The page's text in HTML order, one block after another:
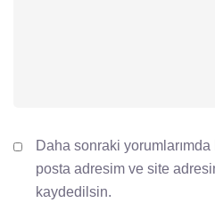
Daha sonraki yorumlarımda
posta adresim ve site
kaydedilsin.